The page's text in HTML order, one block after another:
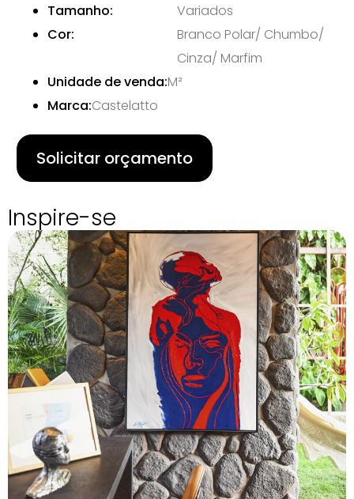
Tamanho:
Variados
Cor:
Branco Polar/ Chumbo/
Cinza/ Marfim
Unidade de venda:M²
Marca:Castelatto
Solicitar orçamento
Inspire-se